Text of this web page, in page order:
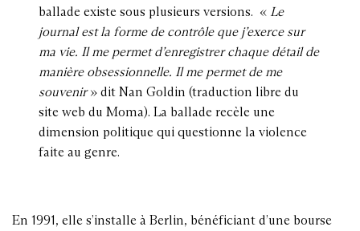
ballade existe sous plusieurs versions. «Le
journal est la forme de contrôle que j’exerce sur
ma vie. Il me permet d’enregistrer chaque détail de
manière obsessionnelle. Il me permet de me
souvenir» dit Nan Goldin (traduction libre du
site web du Moma). La ballade recèle une
dimension politique qui questionne la violence
faite au genre.
En 1991, elle s’installe à Berlin, bénéficiant d’une bourse